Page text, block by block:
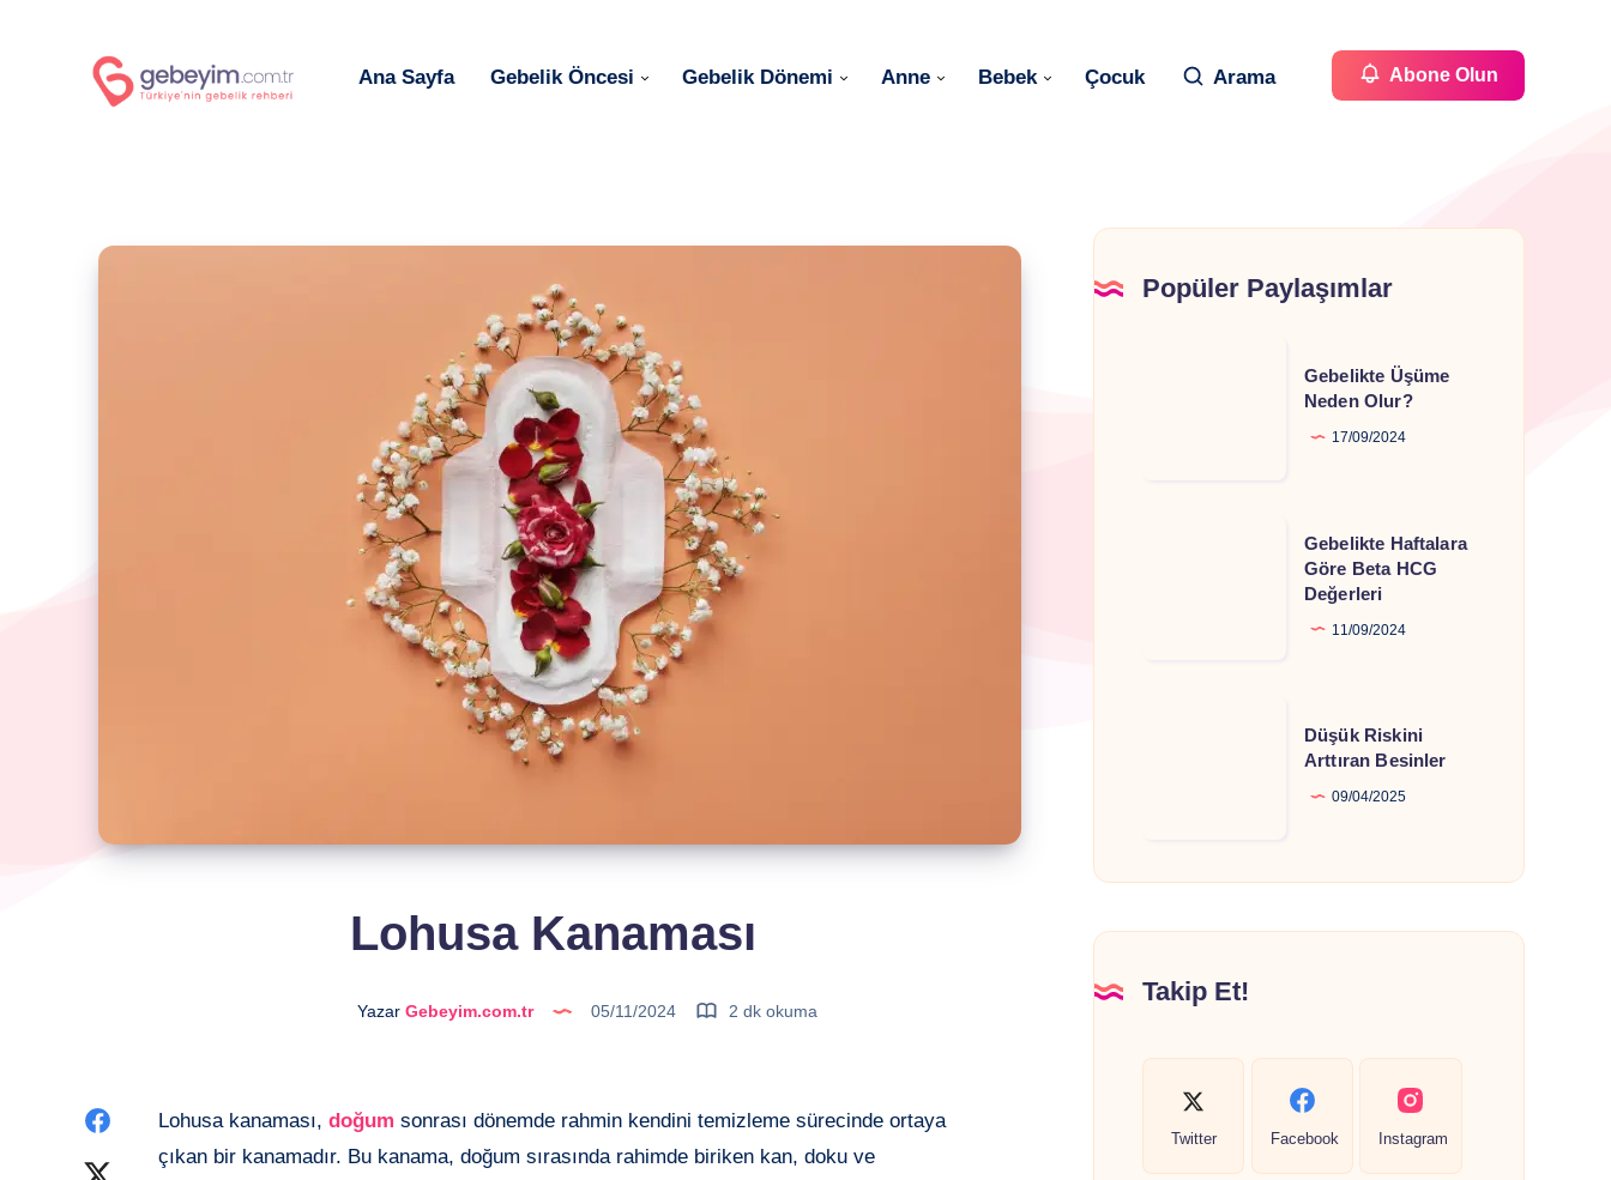
Ana Sayfa Gebelik Öncesi Gebelik Dönemi Anne Bebek Çocuk Arama Abone Olun
Lohusa Kanaması
Yazar Gebeyim.com.tr 05/11/2024 2 dk okuma
Facebook'de
paylaşın
Twitter'de
Lohusa kanaması, doğum sonrası dönemde rahmin kendini temizleme sürecinde ortaya
çıkan bir kanamadır. Bu kanama, doğum sırasında rahimde biriken kan, doku ve
Popüler Paylaşımlar
Gebelikte Üşüme
Neden Olur?
17/09/2024
Gebelikte Haftalara
Göre Beta HCG
Değerleri
11/09/2024
Düşük Riskini
Arttıran Besinler
09/04/2025
Takip Et!
Twitter Facebook Instagram